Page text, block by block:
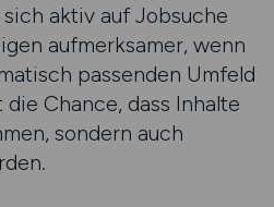
aktiv auf Jobsuche
aufmerksamer, wenn
passenden Umfeld
Chance, dass Inhalte
sondern auch